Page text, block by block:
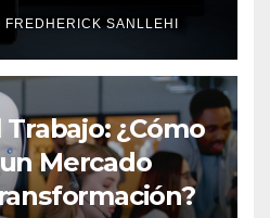
FREDHERICK SANLLEHI
¿Cómo
Mercado